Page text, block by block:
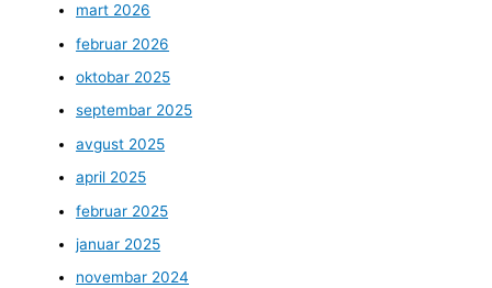
mart 2026
februar 2026
oktobar 2025
septembar 2025
avgust 2025
april 2025
februar 2025
januar 2025
novembar 2024